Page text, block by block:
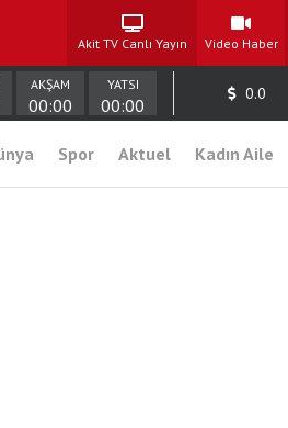
Akit TV Canlı Yayın Video Haber
AKŞAM
00:00
YATSI
00:00
0.0
Spor Aktuel Kadın Aile